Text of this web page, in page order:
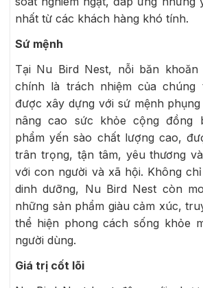
nhất từ các khách hàng khó tính.
Sứ mệnh
Tại Nu Bird Nest, nỗi băn khoăn
chính là trách nhiệm của chúng
được xây dựng với sứ mệnh
nâng cao sức khỏe cộng đồng
phẩm yến sào chất lượng cao,
trân trọng, tận tâm, yêu thương
với con người và xã hội. Không
dinh dưỡng, Nu Bird Nest còn
những sản phẩm giàu cảm xúc,
thể hiện phong cách sống khỏe
người dùng.
Giá trị cốt lõi